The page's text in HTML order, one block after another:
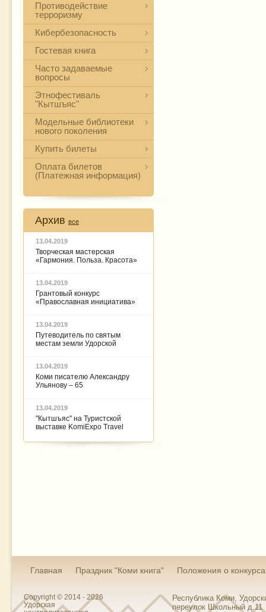
Противодействие
терроризму
Кибербезопасность
Гостевая книга
Часто задаваемые
вопросы
Этнофестиваль
"Кытшъяс"
Модельные библиотеки
нового поколения
Купить билеты
Оплата билетов
(Платежная информация)
Архив все
13.04.2019
Творческая мастерская
«Гармония. Польза. Красота»
13.04.2019
Грантовый конкурс
«Православная инициатива»
13.04.2019
Путеводитель по святым
местам земли Удорской
13.04.2019
Коми писателю Александру
Ульянову – 65
13.04.2019
"Кытшъяс" на Туристской
выставке KomiExpo Travel
Главная Праздник "Коми книга" Положения о
Copyright © 2014 - 2026
Удорская
Республика Коми,
переулок Школьный д.11